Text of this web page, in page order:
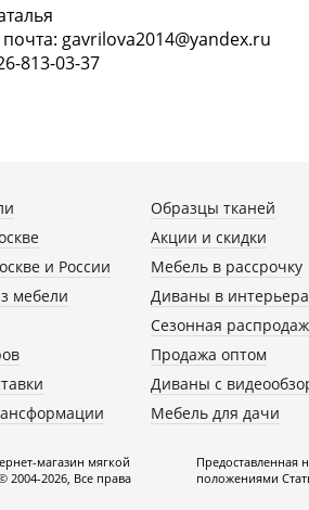
gavrilova2014@yandex.ru
813-03-37
и России
мебели
Образцы тканей
Акции и скидки
Мебель в рассрочку
Диваны в
Сезонная
Продажа оптом
Диваны с
Мебель для дачи
магазин мягкой
2004-2026, Все права
Предоставленная
положениями